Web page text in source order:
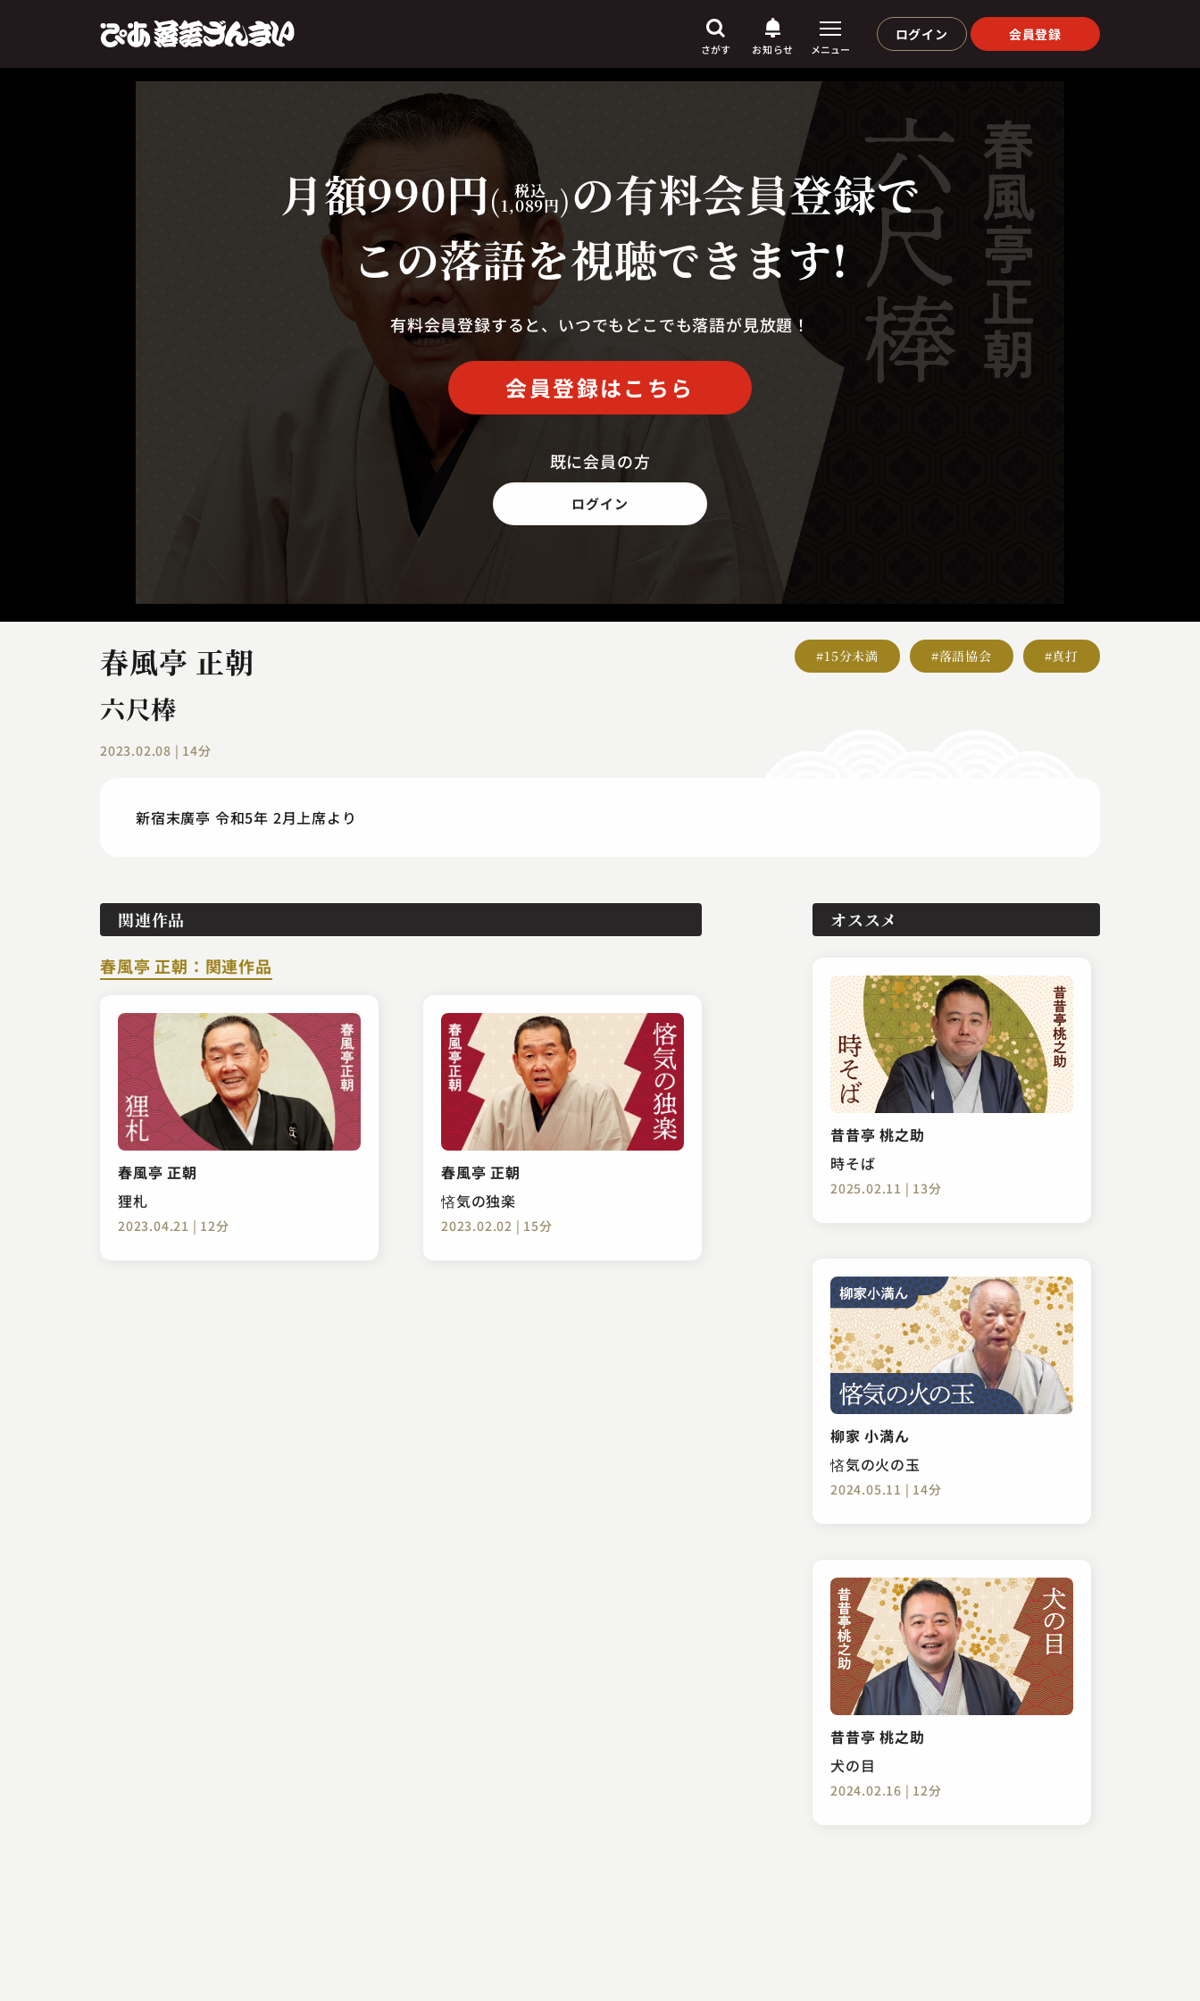
さがす
芸人からさがす
演目
上演時間からさがす
お知らせ メニュー
ログイン 会員登録
月額990円( 税込
1,089円)の有料会員登録で
この落語を視聴できます!
有料会員登録すると、いつでもどこでも落語が見放題！
会員登録はこちら
既に会員の方
ログイン
春風亭 正朝
六尺棒
2023.02.08 | 14分
#15分未満 #落語協会 #真打
新宿末廣亭 令和5年 2月上席より
関連作品
春風亭 正朝：関連作品
春風亭 正朝
狸札
2023.04.21 | 12分
春風亭 正朝
悋気の独楽
2023.02.02 | 15分
オススメ
昔昔亭 桃之助
時そば
2025.02.11 | 13分
柳家 小満ん
悋気の火の玉
2024.05.11 | 14分
昔昔亭 桃之助
犬の目
2024.02.16 | 12分